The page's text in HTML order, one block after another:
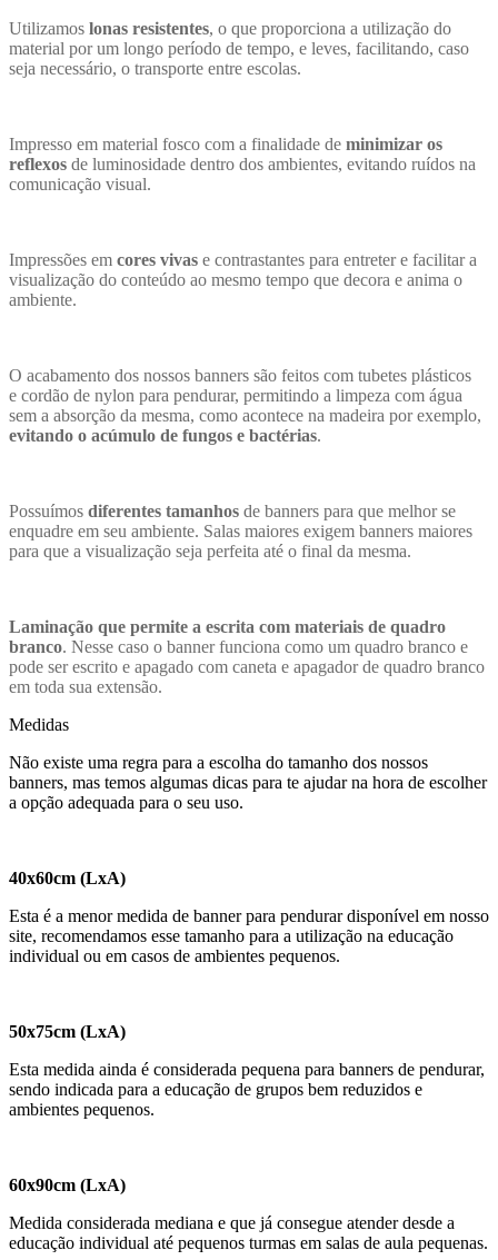
Utilizamos lonas resistentes, o que proporciona a utilização do
material por um longo período de tempo, e leves, facilitando, caso
seja necessário, o transporte entre escolas.
Impresso em material fosco com a finalidade de minimizar os
reflexos de luminosidade dentro dos ambientes, evitando ruídos na
comunicação visual.
Impressões em cores vivas e contrastantes para entreter e facilitar a
visualização do conteúdo ao mesmo tempo que decora e anima o
ambiente.
O acabamento dos nossos banners são feitos com tubetes plásticos
e cordão de nylon para pendurar, permitindo a limpeza com água
sem a absorção da mesma, como acontece na madeira por exemplo,
evitando o acúmulo de fungos e bactérias.
Possuímos diferentes tamanhos de banners para que melhor se
enquadre em seu ambiente. Salas maiores exigem banners maiores
para que a visualização seja perfeita até o final da mesma.
Laminação que permite a escrita com materiais de quadro
branco. Nesse caso o banner funciona como um quadro branco e
pode ser escrito e apagado com caneta e apagador de quadro branco
em toda sua extensão.
Medidas
Não existe uma regra para a escolha do tamanho dos nossos
banners, mas temos algumas dicas para te ajudar na hora de escolher
a opção adequada para o seu uso.
40x60cm (LxA)
Esta é a menor medida de banner para pendurar disponível em nosso
site, recomendamos esse tamanho para a utilização na educação
individual ou em casos de ambientes pequenos.
50x75cm (LxA)
Esta medida ainda é considerada pequena para banners de pendurar,
sendo indicada para a educação de grupos bem reduzidos e
ambientes pequenos.
60x90cm (LxA)
Medida considerada mediana e que já consegue atender desde a
educação individual até pequenos turmas em salas de aula pequenas.